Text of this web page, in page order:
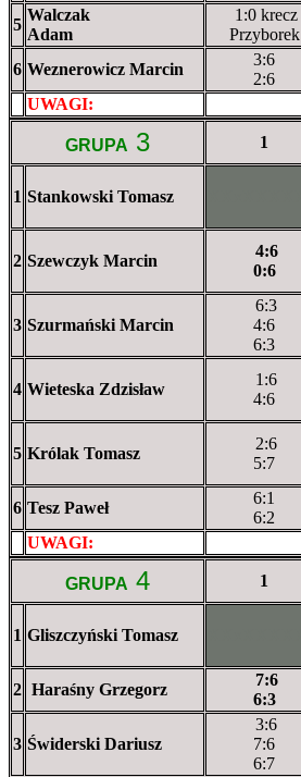
5
Walczak
Adam
1:0 krecz
Przyborek
6 Weznerowicz Marcin
3:6
2:6
UWAGI:
GRUPA 3 1
1 Stankowski Tomasz
2 Szewczyk Marcin
4:6
0:6
3 Szurmański Marcin
6:3
4:6
6:3
4 Wieteska Zdzisław
1:6
4:6
5 Królak Tomasz
2:6
5:7
6 Tesz Paweł
6:1
6:2
UWAGI:
GRUPA 4 1
1 Gliszczyński Tomasz
2 Haraśny Grzegorz
7:6
6:3
3 Świderski Dariusz
3:6
7:6
6:7